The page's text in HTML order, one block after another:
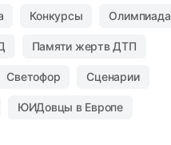
Конкурсы Олимпиада
Памяти жертв ДТП
Светофор Сценарии
ЮИДовцы в Европе